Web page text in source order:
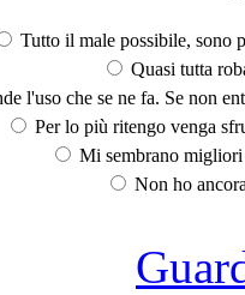
Tutto il male possibile, sono
Quasi tutta
l'uso che se ne fa. Se non
Per lo più ritengo venga
Mi sembrano
Non ho